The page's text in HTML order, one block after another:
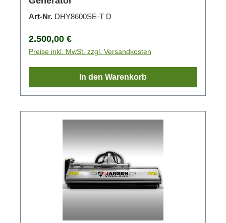
Art-Nr. DHY8600SE-T D
Regulärer Preis:
2.500,00 €
Preise inkl. MwSt. zzgl. Versandkosten
In den Warenkorb